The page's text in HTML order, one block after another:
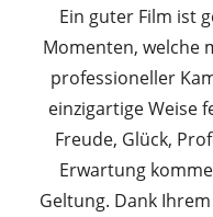
Ein guter Film ist
Momenten, welche
professioneller
einzigartige Weise
Freude, Glück,
Erwartung
Geltung. Dank